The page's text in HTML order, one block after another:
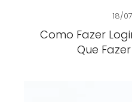
18/
Como Fazer
Que